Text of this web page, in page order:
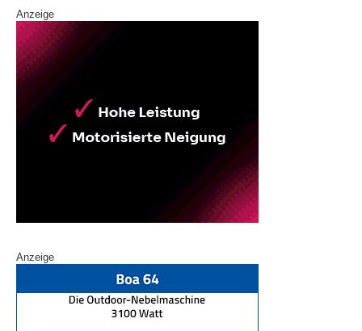
Anzeige
Anzeige